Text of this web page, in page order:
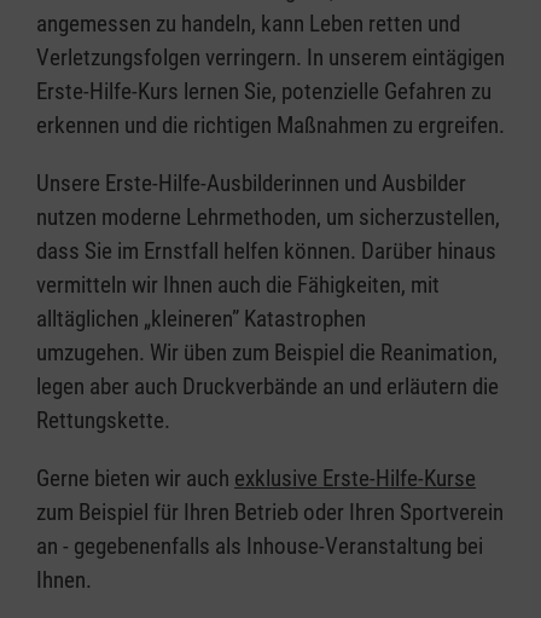
angemessen zu handeln, kann Leben retten und
Verletzungsfolgen verringern. In unserem eintägigen
Erste-Hilfe-Kurs lernen Sie, potenzielle Gefahren zu
erkennen und die richtigen Maßnahmen zu ergreifen.
Unsere Erste-Hilfe-Ausbilderinnen und Ausbilder
nutzen moderne Lehrmethoden, um sicherzustellen,
dass Sie im Ernstfall helfen können. Darüber hinaus
vermitteln wir Ihnen auch die Fähigkeiten, mit
alltäglichen „kleineren” Katastrophen
umzugehen. Wir üben zum Beispiel die Reanimation,
legen aber auch Druckverbände an und erläutern die
Rettungskette.
Gerne bieten wir auch exklusive Erste-Hilfe-Kurse
zum Beispiel für Ihren Betrieb oder Ihren Sportverein
an - gegebenenfalls als Inhouse-Veranstaltung bei
Ihnen.